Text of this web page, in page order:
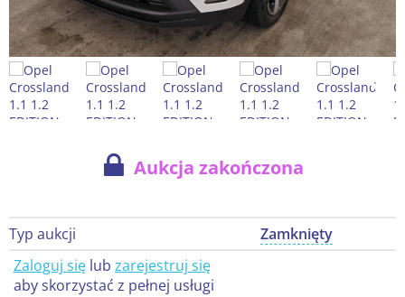
Aukcja zakończona
Typ aukcji
Zamknięty
Zaloguj się lub zarejestruj się
aby skorzystać z pełnej usługi